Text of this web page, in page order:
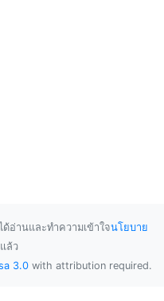
อ่านและทำความเข้าใจนโยบาย
ล้ว
3.0 with attribution required.